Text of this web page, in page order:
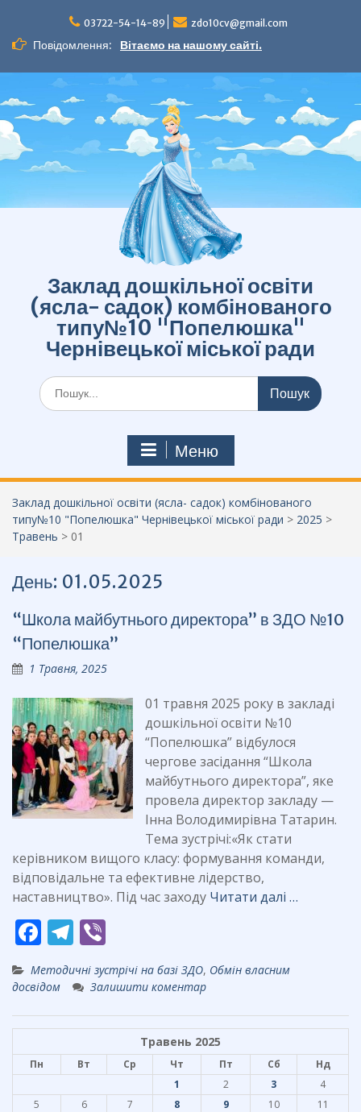
вмісту
03722-54-14-89 zdo10cv@gmail.com
Повідомлення: Вітаємо на нашому сайті.
Заклад дошкільної освіти
(ясла- садок) комбінованого
типу№10 "Попелюшка"
Чернівецької міської ради
Шукати:
Меню
Заклад дошкільної освіти (ясла- садок) комбінованого
типу№10 "Попелюшка" Чернівецької міської ради > 2025 >
Травень > 01
День: 01.05.2025
“Школа майбутнього директора” в ЗДО №10
“Попелюшка”
1 Травня, 2025
01 травня 2025 року в закладі
дошкільної освіти №10
“Попелюшка” відбулося
чергове засідання “Школа
майбутнього директора”, яке
провела директор закладу —
Інна Володимирівна Татарин.
Тема зустрічі:«Як стати
керівником вищого класу: формування команди,
відповідальне та ефективне лідерство,
наставництво». Під час заходу Читати далі …
F
ac
e
b
o
o
k
T
el
e
gr
a
m
er
Методичні зустрічі на базі ЗДО, Обмін власним
досвідом
Залишити коментар
Травень 2025
Пн Вт Ср Чт Пт Сб
Нд
1
2 3
4
5
6 7 8 9 10
11